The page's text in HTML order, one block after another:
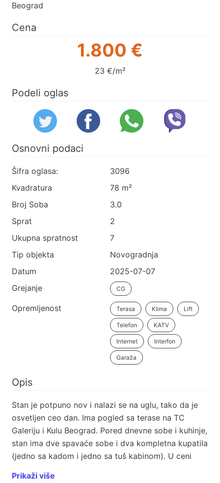
Beograd
Cena
1.800 €
23 €/m²
Podeli oglas
Osnovni podaci
Šifra oglasa:
3096
Kvadratura
78 m²
Broj Soba
3.0
Sprat
2
Ukupna spratnost
7
Tip objekta
Novogradnja
Datum
2025-07-07
Grejanje
CG
Opremljenost Terasa Klima Lift
Telefon KATV
Internet Interfon
Garaža
Opis
Stan je potpuno nov i nalazi se na uglu, tako da je
osvetljen ceo dan. Ima pogled sa terase na TC
Galeriju i Kulu Beograd. Pored dnevne sobe i kuhinje,
stan ima dve spavaće sobe i dva kompletna kupatila
(jedno sa kadom i jedno sa tuš kabinom). U ceni
Prikaži više